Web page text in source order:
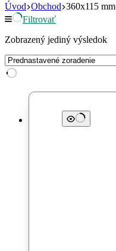
Úvod Obchod 360x115 mm
Filtrovať
Zobrazený jediný výsledok